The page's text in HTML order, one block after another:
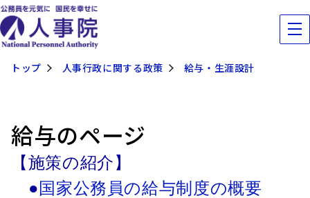
トップ 人事行政に関する政策 給与・生涯設計
給与のページ
【施策の紹介】
●国家公務員の給与制度の概要